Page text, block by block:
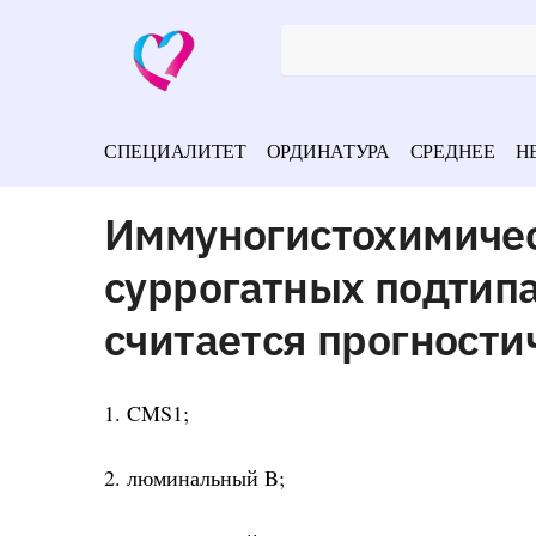
СПЕЦИАЛИТЕТ ОРДИНАТУРА СРЕДНЕЕ
суррогатных
считается
1. CMS1;
2. люминальный B;